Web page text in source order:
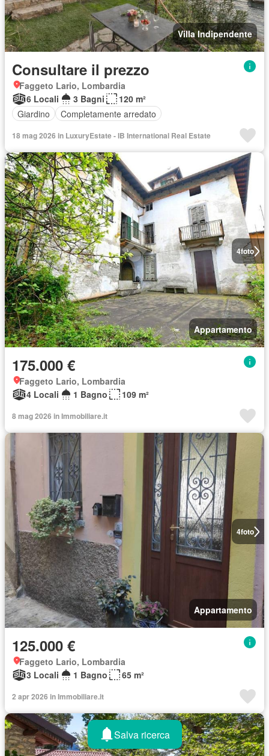
Villa Indipendente
Consultare il prezzo
Faggeto Lario, Lombardia
6 Locali
3 Bagni
120 m²
Giardino
Completamente arredato
18 mag 2026 in LuxuryEstate - IB International Real Estate
4foto
Appartamento
175.000 €
Faggeto Lario, Lombardia
4 Locali
1 Bagno 109 m²
8 mag 2026 in Immobiliare.it
4foto
Appartamento
125.000 €
Faggeto Lario, Lombardia
3 Locali
1 Bagno 65 m²
2 apr 2026 in Immobiliare.it
Salva ricerca